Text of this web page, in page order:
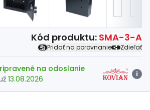
Kód produktu: SMA-3-A
Pridať na porovnanie Zdieľať
na odoslanie
13.08.2026
i